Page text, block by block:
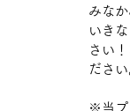
みな
いき
さい
ださい
※当プ